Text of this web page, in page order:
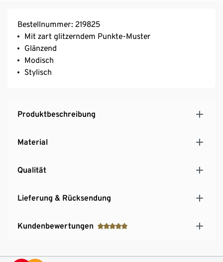
Bestellnummer: 219825
Mit zart glitzerndem Punkte-Muster
Glänzend
Modisch
Stylisch
Produktbeschreibung
Material
Qualität
Lieferung & Rücksendung
Kundenbewertungen